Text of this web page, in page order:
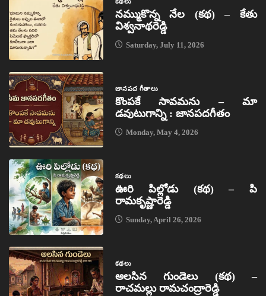
నమ్ముకొన్న నేల (కథ) – కేతు
విశ్వనాథరెడ్డి
Saturday, July 11, 2026
జానపద గీతాలు
కొంపకే సావమను – మా
డవుటుగాన్ని : జానపదగీతం
Monday, May 4, 2026
కథలు
ఊరి పిల్లోడు (కథ) – పి
రామకృష్ణారెడ్డి
Sunday, April 26, 2026
కథలు
అలసిన గుండెలు (కథ) –
రాచమల్లు రామచంద్రారెడ్డి